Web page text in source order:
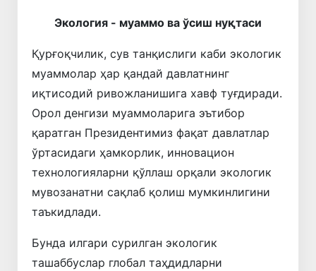
Экология - муаммо ва ўсиш нуқтаси
Қурғоқчилик, сув танқислиги каби экологик
муаммолар ҳар қандай давлатнинг
иқтисодий ривожланишига хавф туғдиради.
Орол денгизи муаммоларига эътибор
қаратган Президентимиз фақат давлатлар
ўртасидаги ҳамкорлик, инновацион
технологияларни қўллаш орқали экологик
мувозанатни сақлаб қолиш мумкинлигини
таъкидлади.
Бунда илгари сурилган экологик
ташаббуслар глобал таҳдидларни